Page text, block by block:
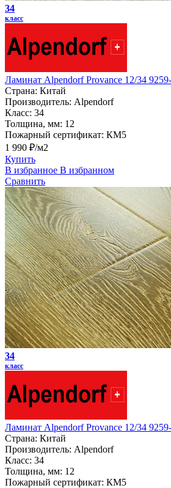
34
класс
Ламинат Alpendorf Provance 12/34
Страна: Китай
Производитель: Alpendorf
Класс: 34
Толщина, мм: 12
Пожарный сертификат: КМ5
1 990 ₽/м2
Купить
В избранное В избранном
Сравнить
34
класс
Ламинат Alpendorf Provance 12/34
Страна: Китай
Производитель: Alpendorf
Класс: 34
Толщина, мм: 12
Пожарный сертификат: КМ5